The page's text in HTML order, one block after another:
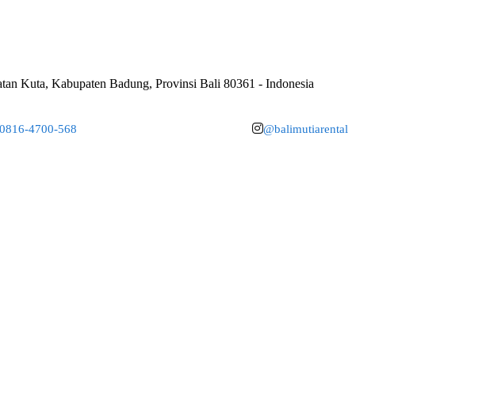
Kuta, Kabupaten Badung, Provinsi Bali 80361 - Indonesia
4700-568 @balimutiarental